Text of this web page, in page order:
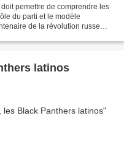
pemettre de comprendre les
du parti et le modèle
de la révolution russe
latinos